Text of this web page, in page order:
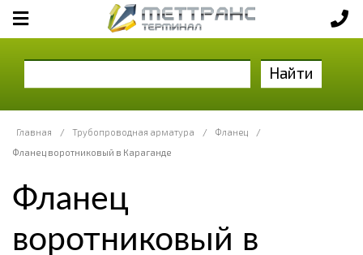
Найти
Главная / Трубопроводная арматура / Фланец
/
Фланец воротниковый в Караганде
Фланец
воротниковый в